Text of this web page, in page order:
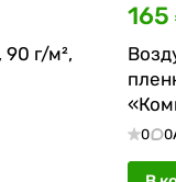
90 г/м²,
165
0 0